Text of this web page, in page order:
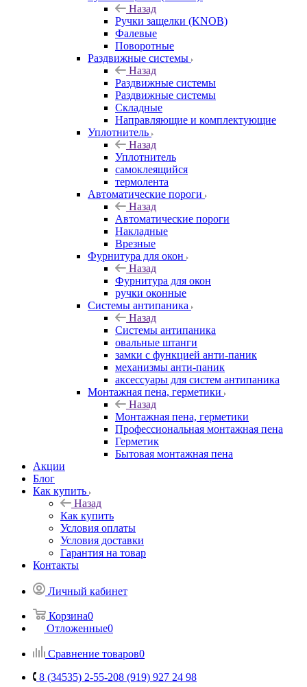
Назад
Ручки защелки (KNOB)
Фалевые
Поворотные
Раздвижные системы
Назад
Раздвижные системы
Раздвижные системы
Складные
Направляющие и комплектующие
Уплотнитель
Назад
Уплотнитель
самоклеящийся
термолента
Автоматические пороги
Назад
Автоматические пороги
Накладные
Врезные
Фурнитура для окон
Назад
Фурнитура для окон
ручки оконные
Системы антипаника
Назад
Системы антипаника
овальные штанги
замки с функцией анти-паник
механизмы анти-паник
аксессуары для систем антипаника
Монтажная пена, герметики
Назад
Монтажная пена, герметики
Профессиональная монтажная пена
Герметик
Бытовая монтажная пена
Акции
Блог
Как купить
Назад
Как купить
Условия оплаты
Условия доставки
Гарантия на товар
Контакты
Личный кабинет
Корзина0
Отложенные0
Сравнение товаров0
8 (34535) 2-55-208 (919) 927 24 98